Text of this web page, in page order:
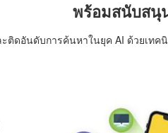
พร้อมสนับสนุ
ติดอันดับการค้นหาในยุค AI ด้วยเท